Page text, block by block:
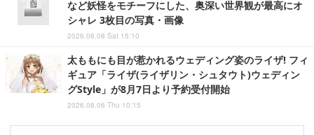
など妖怪をモチーフにした、奥深い世界観が最高にオ
シャレ 3枚目の写真・画像
2026.08.08 Sat 15:10
太ももにも目が惹かれるウェディング姿のライザ! フィ
ギュア「ライザ(ライザリン・シュタウト)ウェディン
グStyle」が8月7日より予約受付開始
2026.08.06 Thu 10:15